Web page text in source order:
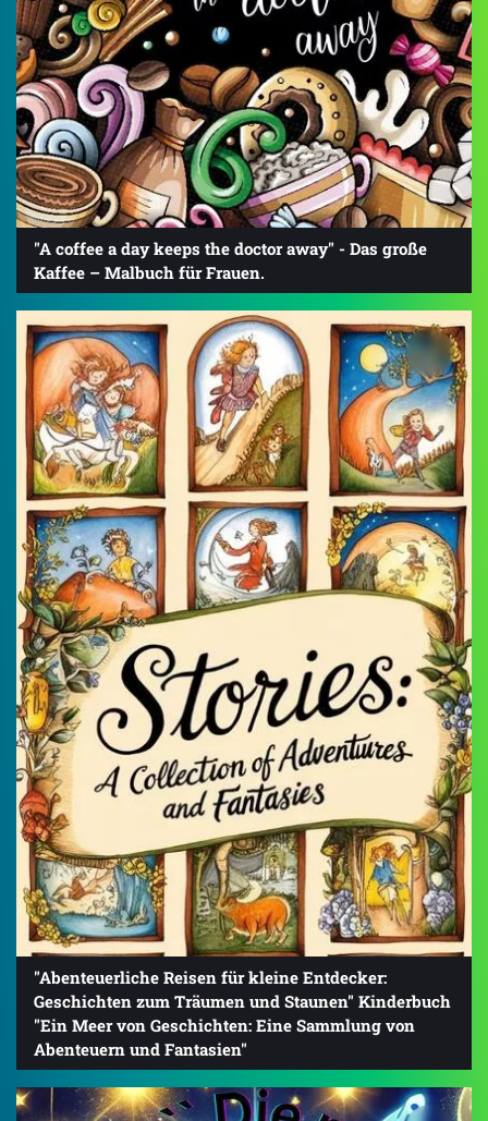
"A coffee a day keeps the doctor away" - Das große
Kaffee – Malbuch für Frauen.
"Abenteuerliche Reisen für kleine Entdecker:
Geschichten zum Träumen und Staunen" Kinderbuch
"Ein Meer von Geschichten: Eine Sammlung von
Abenteuern und Fantasien"